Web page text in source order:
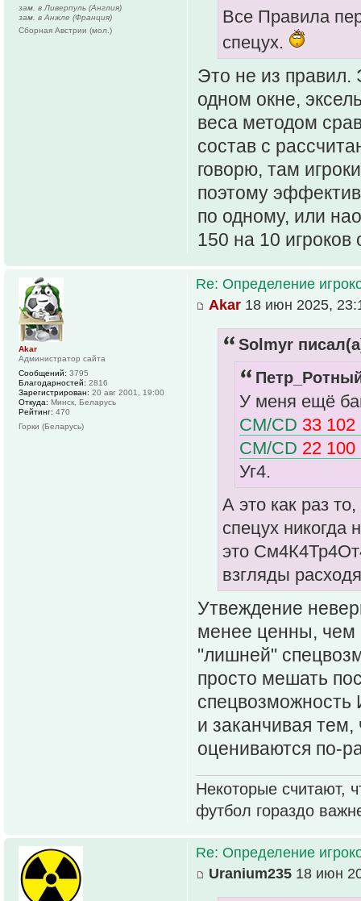
Все Правила
спецух.
Это не из правил.
одном окне,
веса методом
состав с
говорю, там
поэтому
по одному, или
150 на 10 игроков
зам. в Ливерпуль (Англия)
зам. в Анжле (Франция)
Сборная Австрии (мол.)
Re: Определение
Akar 18 июн 2025,
Solmyr
У меня ещё
CM/CD 33 102
CM/CD 22 100
Уг4.
А это как раз
спецух
это
взгляды
Утвеждение
менее ценны, чем
"лишней"
просто мешать
и заканчивая
оцениваются по-
Некоторые считают,
футбол гораздо
Akar
Администратор сайта
Сообщений: 3795
Благодарностей: 2816
Зарегистрирован: 20 авг 2001, 19:00
Откуда: Минск, Беларусь
Рейтинг: 470
Горки (Беларусь)
Re: Определение
Uranium235 18 июн